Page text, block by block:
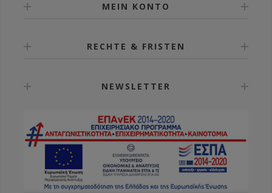
MEIN KONTO
RECHTE & FRISTEN
NEWSLETTER